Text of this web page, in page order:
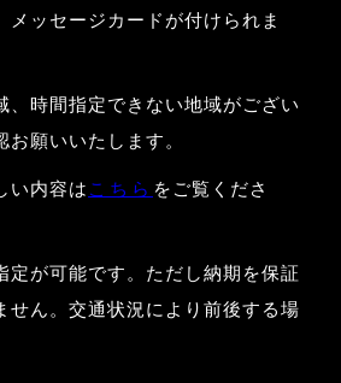
メッセージカードが付けられま
、時間指定できない地域がござい
お願いいたします。
い内容は こちら をご覧くださ
定が可能です。ただし納期を保証
せん。交通状況により前後する場